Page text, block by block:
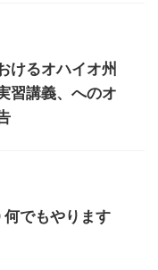
けるオハイオ州
習講義、へのオ
でもやります